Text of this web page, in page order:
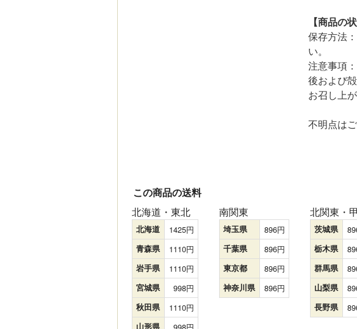
【商品の
保存方法
い。
注意事項
後および
お召し上
不明点は
この商品の送料
北海道・東北
北海道 1425
青森県 1110
岩手県 1110
宮城県 998
秋田県 1110
山形県
南関東
埼玉県 896
千葉県 896
東京都 896
神奈川県 896
北関東・
茨城県
栃木県
群馬県
山梨県
長野県